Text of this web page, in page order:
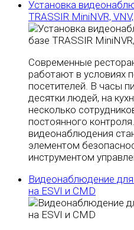
Установка
TRASSIR MiniNVR,
Современные
работают в условиях
посетителей. В часы
десятки людей, на
несколько
постоянного
видеонаблюдения
элементом
инструментом
Видеонаблюдение
на ESVI и CMD